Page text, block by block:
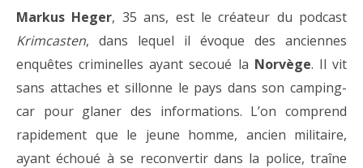
Markus Heger, 35 ans, est le créateur du podcast
Krimcasten, dans lequel il évoque des anciennes
enquêtes criminelles ayant secoué la Norvège. Il vit
sans attaches et sillonne le pays dans son camping-
car pour glaner des informations. L’on comprend
rapidement que le jeune homme, ancien militaire,
ayant échoué à se reconvertir dans la police, traîne